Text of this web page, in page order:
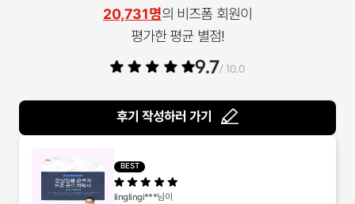
20,731명의 비즈폼 회원이
평가한 평균 별점!
9.7/ 10.0
후기 작성하러 가기
BEST
linglingi***님이